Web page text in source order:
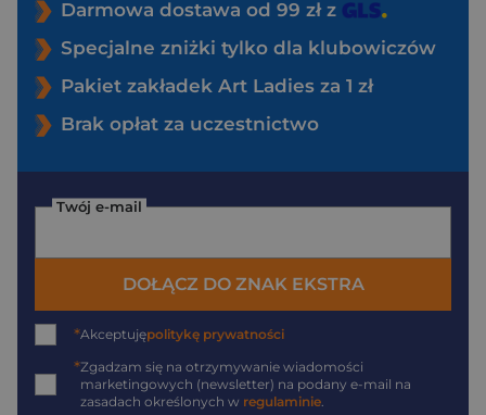
Darmowa dostawa od 99 zł z
Specjalne zniżki tylko dla klubowiczów
Pakiet zakładek Art Ladies za 1 zł
Brak opłat za uczestnictwo
Twój e-mail
DOŁĄCZ DO ZNAK EKSTRA
*Akceptujępolitykę prywatności
*Zgadzam się na otrzymywanie wiadomości
marketingowych (newsletter) na podany e-mail na
zasadach określonych w regulaminie